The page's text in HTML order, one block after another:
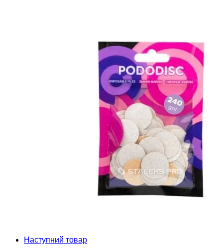
Наступний товар